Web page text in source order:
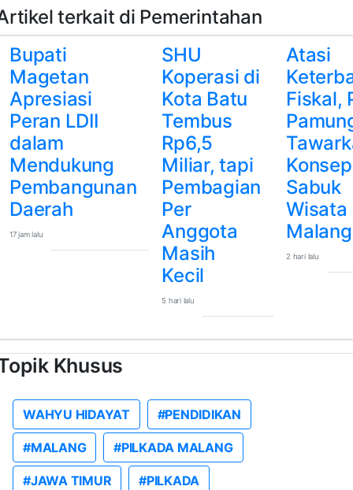
terkait di Pemerintahan
Bupati
Magetan
Apresiasi
Peran LDII
dalam
Mendukung
Pembangunan
Daerah
17 jam lalu
SHU
Koperasi di
Kota Batu
Tembus
Rp6,5
Miliar, tapi
Pembagian
Per
Anggota
Masih
Kecil
5 hari lalu
Atasi
Fiskal,
Konsep
Sabuk
Wisata
2 hari lalu
Khusus
WAHYU HIDAYAT #PENDIDIKAN
#MALANG #PILKADA MALANG
#JAWA TIMUR #PILKADA